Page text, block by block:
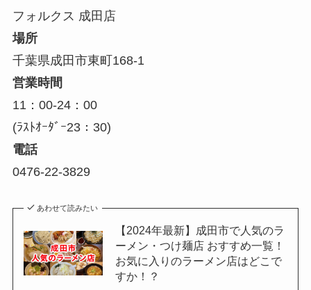
フォルクス 成田店
場所
千葉県成田市東町168-1
営業時間
11：00-24：00
(ﾗｽﾄｵｰﾀﾞｰ23：30)
電話
0476-22-3829
あわせて読みたい
【2024年最新】成田市で人気のラ
ーメン・つけ麺店 おすすめ一覧！
お気に入りのラーメン店はどこで
すか！？